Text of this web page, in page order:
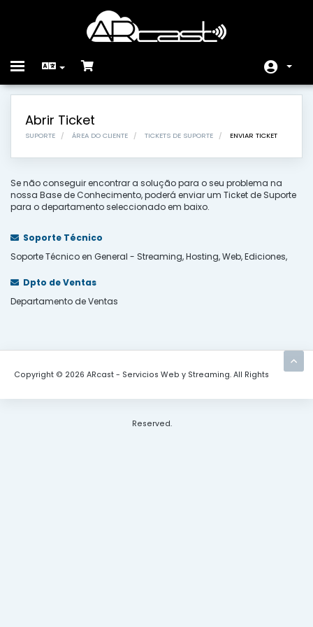
Toggle
Loja
Anúncios
Base de Conhecimento
Contacte-nos
Abrir Ticket
SUPORTE ÁREA DO CLIENTE TICKETS DE SUPORTE ENVIAR TICKET
Se não conseguir encontrar a solução para o seu problema na
nossa Base de Conhecimento, poderá enviar um Ticket de Suporte
para o departamento seleccionado em baixo.
Soporte Técnico
Soporte Técnico en General - Streaming, Hosting, Web, Ediciones,
Dpto de Ventas
Departamento de Ventas
Copyright © 2026 ARcast - Servicios Web y Streaming. All Rights
Reserved.